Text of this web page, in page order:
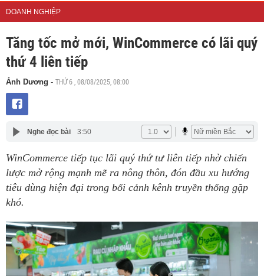
DOANH NGHIỆP
Tăng tốc mở mới, WinCommerce có lãi quý
thứ 4 liên tiếp
Ánh Dương - THỨ 6 , 08/08/2025, 08:00
Nghe đọc bài 3:50
WinCommerce tiếp tục lãi quý thứ tư liên tiếp nhờ chiến
lược mở rộng mạnh mẽ ra nông thôn, đón đầu xu hướng
tiêu dùng hiện đại trong bối cảnh kênh truyền thống gặp
khó.